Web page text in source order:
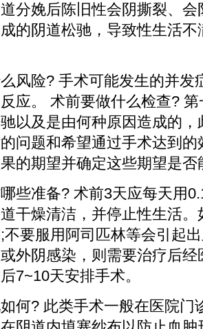
娩后陈旧性会阴撕裂、会
的阴道松驰，导致性生活
险? 手术可能发生的并发
应。 术前要做什么检查?
以及是由何种原因造成的
问题和希望通过手术达到
的期望并确定这些期望是否
准备? 术前3天应每天用
干燥清洁，并停止性生活
要服用阿司匹林等会引起
外阴感染，则需要治疗后
7~10天安排手术。
? 此类手术一般在医院门